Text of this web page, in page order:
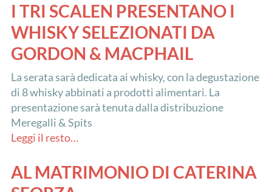
I TRI SCALEN PRESENTANO I
WHISKY SELEZIONATI DA
GORDON & MACPHAIL
La serata sarà dedicata ai whisky, con la degustazione
di 8 whisky abbinati a prodotti alimentari. La
presentazione sarà tenuta dalla distribuzione
Meregalli & Spits
Leggi il resto…
AL MATRIMONIO DI CATERINA